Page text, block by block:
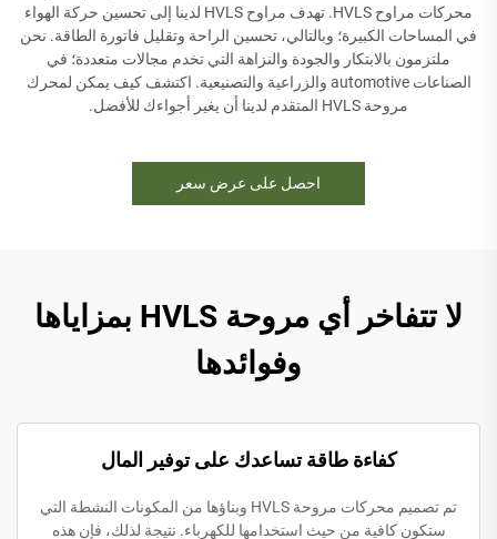
محركات مراوح HVLS. تهدف مراوح HVLS لدينا إلى تحسين حركة الهواء
في المساحات الكبيرة؛ وبالتالي، تحسين الراحة وتقليل فاتورة الطاقة. نحن
ملتزمون بالابتكار والجودة والنزاهة التي تخدم مجالات متعددة؛ في
الصناعات automotive والزراعية والتصنيعية. اكتشف كيف يمكن لمحرك
مروحة HVLS المتقدم لدينا أن يغير أجواءك للأفضل.
احصل على عرض سعر
لا تتفاخر أي مروحة HVLS بمزاياها
وفوائدها
كفاءة طاقة تساعدك على توفير المال
تم تصميم محركات مروحة HVLS وبناؤها من المكونات النشطة التي
ستكون كافية من حيث استخدامها للكهرباء. نتيجة لذلك، فإن هذه